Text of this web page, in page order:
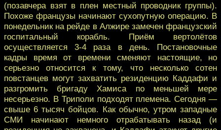
(позавчера взят в плен местный проводник группы).
Похоже французы начинают сухопутную операцию. В
понедельник на рейде в Алжире замечен французский
госпитальный корабль. Приём вертолётов
осуществляется 3-4 раза в день. Постановочные
кадры время от времени сменяют настоящие, но
серьезно относится к тому, что несколько сотен
повстанцев могут захватить резиденцию Каддафи и
разгромить бригаду Хамиса по меньшей мере
несерьезно. В Триполи подходят племена. Сегодня —
свыше 6 тысяч бойцов. Как обычно, утром западные
СМИ начинают немного отрабатывать назад (и